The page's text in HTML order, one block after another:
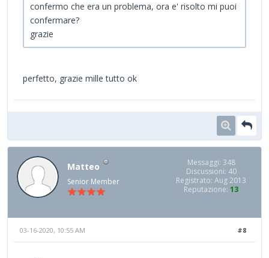
confermo che era un problema, ora e' risolto mi puoi
confermare?
grazie
perfetto, grazie mille tutto ok
Matteo
Senior Member
Messaggi: 348
Discussioni: 40
Registrato: Aug 2013
Reputazione: 13
#8
03-16-2020, 10:55 AM